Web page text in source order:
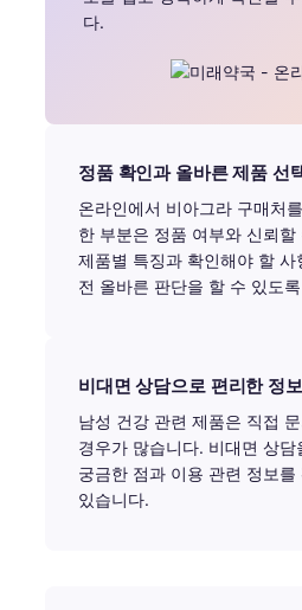
다.
정품 확인과 올바른 제품 선
온라인에서 비아그라 구매처
한 부분은 정품 여부와 신뢰
제품별 특징과 확인해야 할 사
전 올바른 판단을 할 수 있도
비대면 상담으로 편리한 정
남성 건강 관련 제품은 직접
경우가 많습니다. 비대면 상담
궁금한 점과 이용 관련 정보
있습니다.